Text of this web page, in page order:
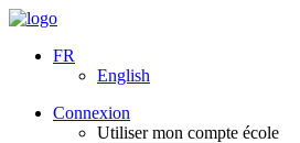
FR
English
Connexion
Utiliser mon compte école